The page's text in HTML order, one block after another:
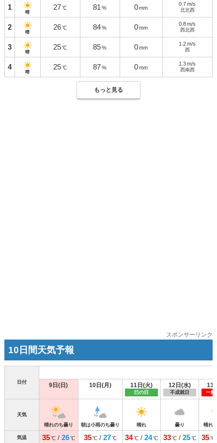
1
晴
27 ℃ 81 % 0 mm
0.7 m/s
北北西
2
晴
26 ℃ 84 % 0 mm
0.8 m/s
西北西
3
晴
25 ℃ 85 % 0 mm
1.2 m/s
西
4
晴
25 ℃ 87 % 0 mm
1.3 m/s
西南西
もっと見る
スポンサーリンク
10日間天気予報
日付 9日(日) 10日(月) 11日(火)
巳の日
12日(水)
不成就日
13
一粒
天気
晴れのち曇り
朝は小雨のち曇り 晴れ 曇り 晴れ
気温 35℃/ 26℃ 35℃/ 27℃ 34℃/ 24℃ 33℃/ 25℃ 35℃